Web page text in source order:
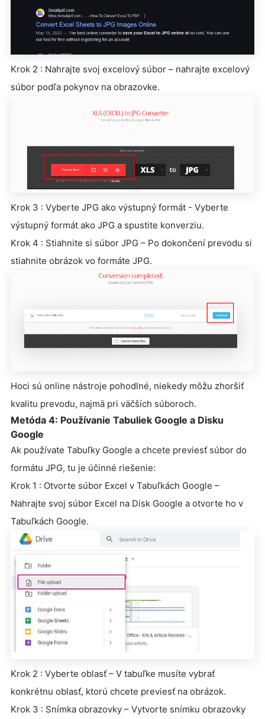
Krok 2 : Nahrajte svoj excelový súbor – nahrajte excelový
súbor podľa pokynov na obrazovke.
Krok 3 : Vyberte JPG ako výstupný formát - Vyberte
výstupný formát ako JPG a spustite konverziu.
Krok 4 : Stiahnite si súbor JPG – Po dokončení prevodu si
stiahnite obrázok vo formáte JPG.
Hoci sú online nástroje pohodlné, niekedy môžu zhoršiť
kvalitu prevodu, najmä pri väčších súboroch.
Metóda 4: Používanie Tabuliek Google a Disku
Google
Ak používate Tabuľky Google a chcete previesť súbor do
formátu JPG, tu je účinné riešenie:
Krok 1 : Otvorte súbor Excel v Tabuľkách Google –
Nahrajte svoj súbor Excel na Disk Google a otvorte ho v
Tabuľkách Google.
Krok 2 : Vyberte oblasť – V tabuľke musíte vybrať
konkrétnu oblasť, ktorú chcete previesť na obrázok.
Krok 3 : Snímka obrazovky – Vytvorte snímku obrazovky